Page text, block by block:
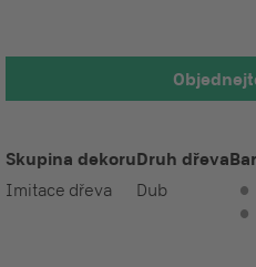
Skupina dekoru
Imitace dřeva
Druh dřeva
Dub